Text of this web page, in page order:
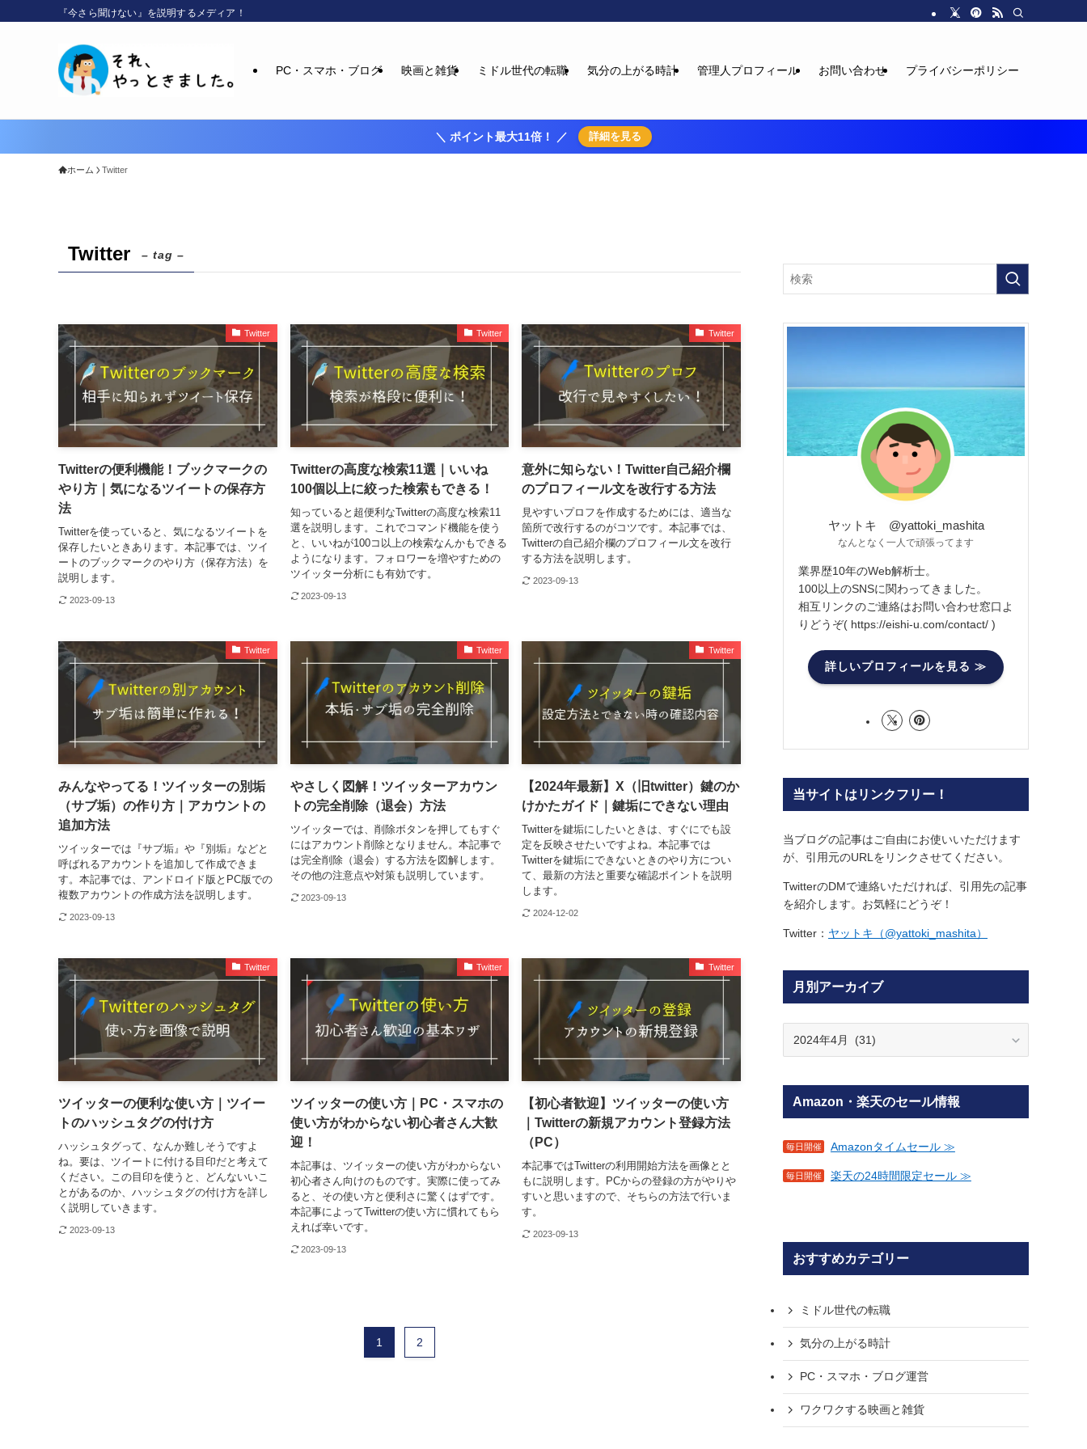
『今さら聞けない』を説明するメディア！
PC・スマホ・ブログ 映画と雑貨 ミドル世代の転職 気分の上がる時計 管理人プロフィール お問い合わせ プライバシーポリシー
＼ ポイント最大11倍！ ／ 詳細を見る
ホーム Twitter
Twitter – tag –
Twitter
Twitterの便利機能！ブックマークの
やり方｜気になるツイートの保存方
法
Twitterを使っていると、気になるツイートを
保存したいときあります。本記事では、ツイ
ートのブックマークのやり方（保存方法）を
説明します。
2023-09-13
Twitter
Twitterの高度な検索11選｜いいね
100個以上に絞った検索もできる！
知っていると超便利なTwitterの高度な検索11
選を説明します。これでコマンド機能を使う
と、いいねが100コ以上の検索なんかもできる
ようになります。フォロワーを増やすための
ツイッター分析にも有効です。
2023-09-13
Twitter
意外に知らない！Twitter自己紹介欄
のプロフィール文を改行する方法
見やすいプロフを作成するためには、適当な
箇所で改行するのがコツです。本記事では、
Twitterの自己紹介欄のプロフィール文を改行
する方法を説明します。
2023-09-13
Twitter
みんなやってる！ツイッターの別垢
（サブ垢）の作り方｜アカウントの
追加方法
ツイッターでは『サブ垢』や『別垢』などと
呼ばれるアカウントを追加して作成できま
す。本記事では、アンドロイド版とPC版での
複数アカウントの作成方法を説明します。
2023-09-13
Twitter
やさしく図解！ツイッターアカウン
トの完全削除（退会）方法
ツイッターでは、削除ボタンを押してもすぐ
にはアカウント削除となりません。本記事で
は完全削除（退会）する方法を図解します。
その他の注意点や対策も説明しています。
2023-09-13
Twitter
【2024年最新】X（旧twitter）鍵のか
けかたガイド｜鍵垢にできない理由
Twitterを鍵垢にしたいときは、すぐにでも設
定を反映させたいですよね。本記事では
Twitterを鍵垢にできないときのやり方につい
て、最新の方法と重要な確認ポイントを説明
します。
2024-12-02
Twitter
ツイッターの便利な使い方｜ツイー
トのハッシュタグの付け方
ハッシュタグって、なんか難しそうですよ
ね。要は、ツイートに付ける目印だと考えて
ください。この目印を使うと、どんないいこ
とがあるのか、ハッシュタグの付け方を詳し
く説明していきます。
2023-09-13
Twitter
ツイッターの使い方｜PC・スマホの
使い方がわからない初心者さん大歓
迎！
本記事は、ツイッターの使い方がわからない
初心者さん向けのものです。実際に使ってみ
ると、その使い方と便利さに驚くはずです。
本記事によってTwitterの使い方に慣れてもら
えれば幸いです。
2023-09-13
Twitter
【初心者歓迎】ツイッターの使い方
｜Twitterの新規アカウント登録方法
（PC）
本記事ではTwitterの利用開始方法を画像とと
もに説明します。PCからの登録の方がやりや
すいと思いますので、そちらの方法で行いま
す。
2023-09-13
1 2
ヤットキ @yattoki_mashita
100以上のSNSに関わってきました。
相互リンクのご連絡はお問い合わせ窓口よ